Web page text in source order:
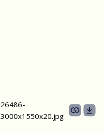
26486-
3000х1550х20.jpg